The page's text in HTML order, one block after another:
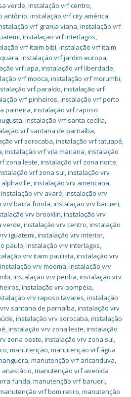
verde,instalação vrf centro,
antônio,instalação vrf city américa,
vrf granja viana,instalação vrf
,instalação vrf interlagos,
vrf itaim bibi,instalação vrf itaim
,instalação vrf jardim europa,
vrf lapa,instalação vrf liberdade,
vrf mooca,instalação vrf morumbi,
vrf paraído,instalação vrf
vrf pinheiros,instalação vrf porto
paineira,instalação vrf raposo
,instalação vrf santa cecília,
vrf santana de parnaíba,
vrf sorocaba,instalação vrf tatuapé,
,instalação vrf vila mariana,instalação
zona leste,instalação vrf zona norte,
vrf zona sul,instalação vrv
,instalação vrv americana,
instalação vrv avaré,instalação vrv
vrv barra funda,instalação vrv barueri,
vrv brooklin,instalação vrv
verde,instalação vrv centro,instalação
iguatemi,instalação vrv interior,
paulo,instalação vrv interlagos,
vrv itaim paulista,instalação vrv
instalação vrv moema,instalação vrv
,instalação vrv penha,instalação vrv
,instalação vrv pompéia,
vrv raposo tavares,instalação
santana de parnaíba,instalação vrv
,instalação vrv sorocaba,instalação
,instalação vrv zona leste,instalação
zona oeste,instalação vrv zona sul,
,manutenção,manutenção vrf água
,manutenção vrf aricanduva,
,manutenção vrf avenida
funda,manutenção vrf barueri,
vrf bom retiro,manutenção